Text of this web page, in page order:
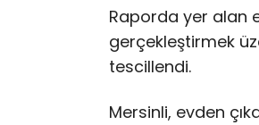
Raporda yer alan
gerçekleştirmek
tescillendi.
Mersinli, evden